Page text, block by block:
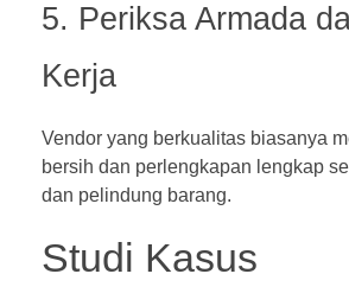
5. Periksa Armada
Kerja
Vendor yang berkualitas biasanya
bersih dan perlengkapan lengkap
dan pelindung barang.
Studi Kasus